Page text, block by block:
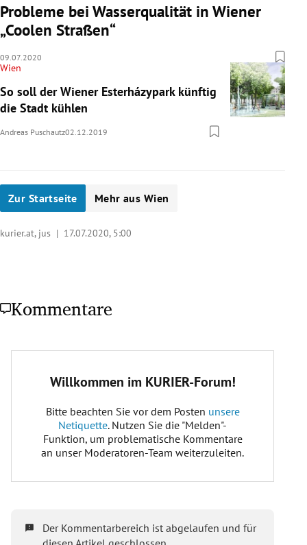
Probleme bei Wasserqualität in Wiener
„Coolen Straßen“
09.07.2020
Wien
So soll der Wiener Esterházypark künftig
die Stadt kühlen
Andreas Puschautz02.12.2019
Zur Startseite Mehr aus Wien
kurier.at, jus | 17.07.2020, 5:00
Kommentare